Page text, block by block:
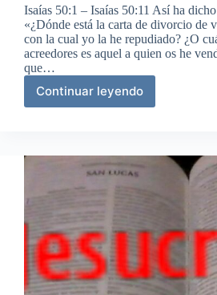
Isaías 50:1 – Isaías 50:11 Así ha
«¿Dónde está la carta de divorcio de
con la cual yo la he repudiado? ¿O
acreedores es aquel a quien os he
que…
Continuar leyendo
Jehová
ayuda
confían
en
él